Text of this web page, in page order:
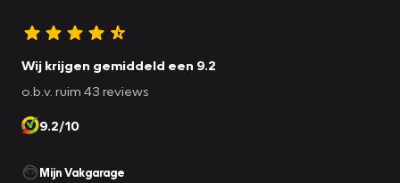
Wij krijgen gemiddeld een 9.2
o.b.v. ruim 43 reviews
9.2/10
Mijn Vakgarage